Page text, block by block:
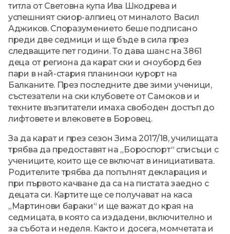
титла от Световна купа Ива Шкодрева и
успешният скиор-алпиец от миналото Васил
Аджиков. Споразумението беше подписано
преди две седмици и ще бъде в сила през
следващите пет години. То дава шанс на 3861
деца от региона да карат ски и сноуборд без
пари в най-стария планински курорт на
Балканите. През последните две зими ученици,
състезатели на ски клубовете от Самоков и и
техните възпитатели имаха свободен достъп до
лифтовете и влековете в Боровец.
За да карат и през сезон Зима 2017/18, училищата
трябва да предоставят на „Бороспорт“ списъци с
учениците, които ще се включат в инициативата.
Родителите трябва да попълнят декларация и
при първото качване да са на пистата заедно с
децата си. Картите ще се получават на каса
„Мартинови бараки“ и ще важат до края на
седмицата, в която са издадени, включително и
за събота и неделя. Както и досега, момчетата и